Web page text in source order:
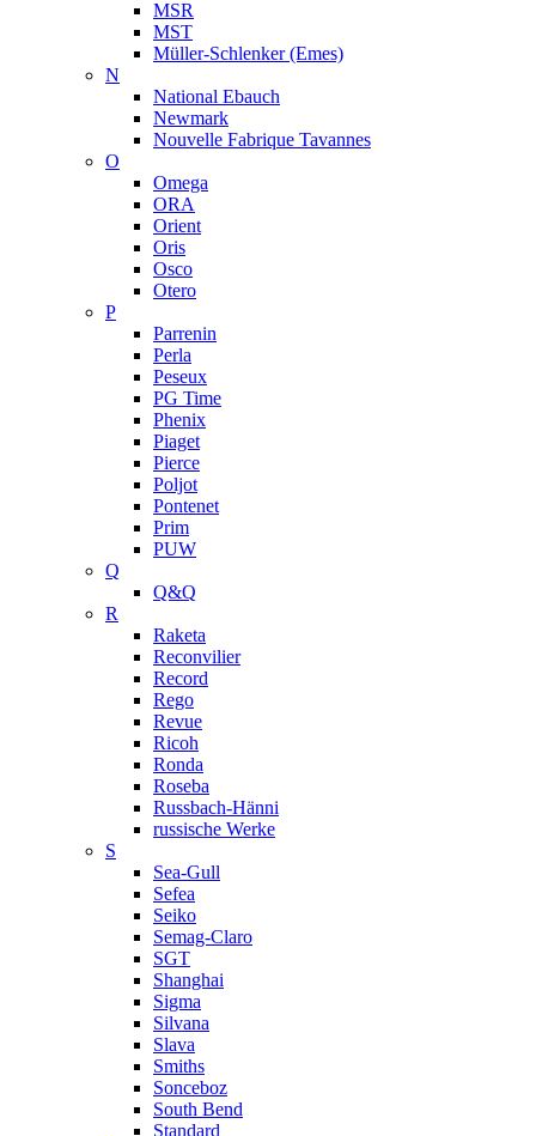
MSR
MST
Müller-Schlenker (Emes)
N
National Ebauch
Newmark
Nouvelle Fabrique Tavannes
O
Omega
ORA
Orient
Oris
Osco
Otero
P
Parrenin
Perla
Peseux
PG Time
Phenix
Piaget
Pierce
Poljot
Pontenet
Prim
PUW
Q
Q&Q
R
Raketa
Reconvilier
Record
Rego
Revue
Ricoh
Ronda
Roseba
Russbach-Hänni
russische Werke
S
Sea-Gull
Sefea
Seiko
Semag-Claro
SGT
Shanghai
Sigma
Silvana
Slava
Smiths
Sonceboz
South Bend
Standard